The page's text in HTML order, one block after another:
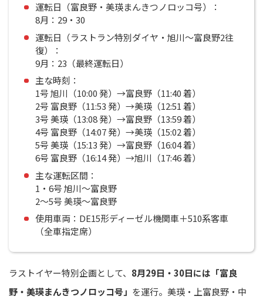
運転日（富良野・美瑛まんきつノロッコ号）：
8月：29・30
運転日（ラストラン特別ダイヤ・旭川〜富良野2往
復）：
9月：23（最終運転日）
主な時刻：
1号 旭川（10:00 発）→富良野（11:40 着）
2号 富良野（11:53 発）→美瑛（12:51 着）
3号 美瑛（13:08 発）→富良野（13:59 着）
4号 富良野（14:07 発）→美瑛（15:02 着）
5号 美瑛（15:13 発）→富良野（16:04 着）
6号 富良野（16:14 発）→旭川（17:46 着）
主な運転区間：
1・6号 旭川〜富良野
2〜5号 美瑛〜富良野
使用車両：DE15形ディーゼル機関車＋510系客車
（全車指定席）
ラストイヤー特別企画として、 8月29日・30日には「富良
野・美瑛まんきつノロッコ号」 を運行。美瑛・上富良野・中